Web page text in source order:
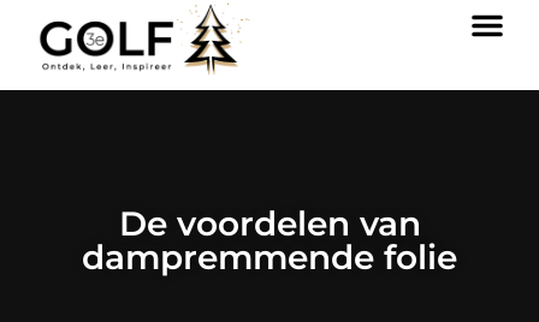
De voordelen van
dampremmende folie